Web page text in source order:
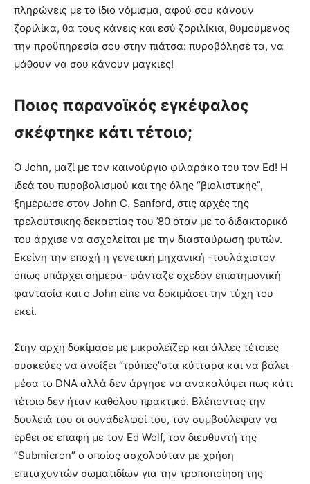
πληρώνεις με το ίδιο νόμισμα, αφού σου κάνουν
ζοριλίκα, θα τους κάνεις και εσύ ζοριλίκια, θυμούμενος
την προϋπηρεσία σου στην πιάτσα: πυροβόλησέ τα, να
μάθουν να σου κάνουν μαγκιές!
Ποιος παρανοϊκός εγκέφαλος
σκέφτηκε κάτι τέτοιο;
Ο John, μαζί με τον καινούργιο φιλαράκο του τον Ed! Η
ιδεά του πυροβολισμού και της όλης “βιολιστικής”,
ξημέρωσε στον John C. Sanford, στις αρχές της
τρελούτσικης δεκαετίας του ’80 όταν με το διδακτορικό
του άρχισε να ασχολείται με την διασταύρωση φυτών.
Εκείνη την εποχή η γενετική μηχανική -τουλάχιστον
όπως υπάρχει σήμερα- φάνταζε σχεδόν επιστημονική
φαντασία και ο John είπε να δοκιμάσει την τύχη του
εκεί.
Στην αρχή δοκίμασε με μικρολεϊζερ και άλλες τέτοιες
συσκεύες να ανοίξει “τρύπες”στα κύτταρα και να βάλει
μέσα το DNA αλλά δεν άργησε να ανακαλύψει πως κάτι
τέτοιο δεν ήταν καθόλου πρακτικό. Βλέποντας την
δουλειά του οι συνάδελφοί του, τον συμβούλεψαν να
έρθει σε επαφή με τον Ed Wolf, τον διευθυντή της
“Submicron” ο οποίος ασχολούταν με χρήση
επιταχυντών σωματιδίων για την τροποποίηση της